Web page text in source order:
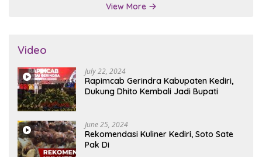
View More
Video
July 22, 2024
Rapimcab Gerindra Kabupaten Kediri,
Dukung Dhito Kembali Jadi Bupati
June 25, 2024
Rekomendasi Kuliner Kediri, Soto Sate
Pak Di